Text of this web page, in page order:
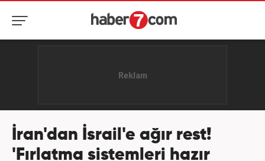
İran'dan İsrail'e ağır rest!
'Fırlatma sistemleri hazır